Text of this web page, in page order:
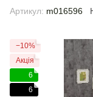
Артикул: m016596
−10%
Акція
6
6